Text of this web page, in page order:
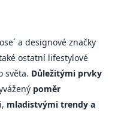
a designové značky
ostatní lifestylové
světa. Důležitými prvky
poměr
mladistvými trendy a